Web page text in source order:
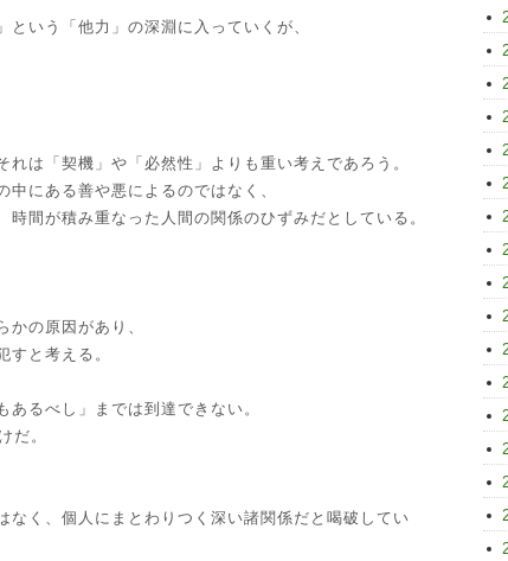
いう「他力」の深淵に入っていくが、
は「契機」や「必然性」よりも重い考えであろう。
にある善や悪によるのではなく、
間が積み重なった人間の関係のひずみだとしている。
の原因があり、
と考える。
あるべし」までは到達できない。
だ。
く、個人にまとわりつく深い諸関係だと喝破してい